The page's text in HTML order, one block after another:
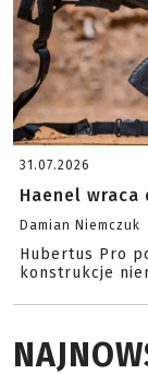
31.07.2026
Haenel wraca
Damian Niemczuk
Hubertus Pro
konstrukcje